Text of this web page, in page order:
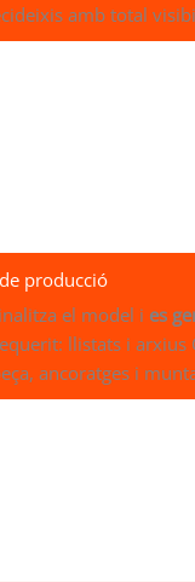
amb total
producció
el model i es
llistats i arxius
ancoratges i